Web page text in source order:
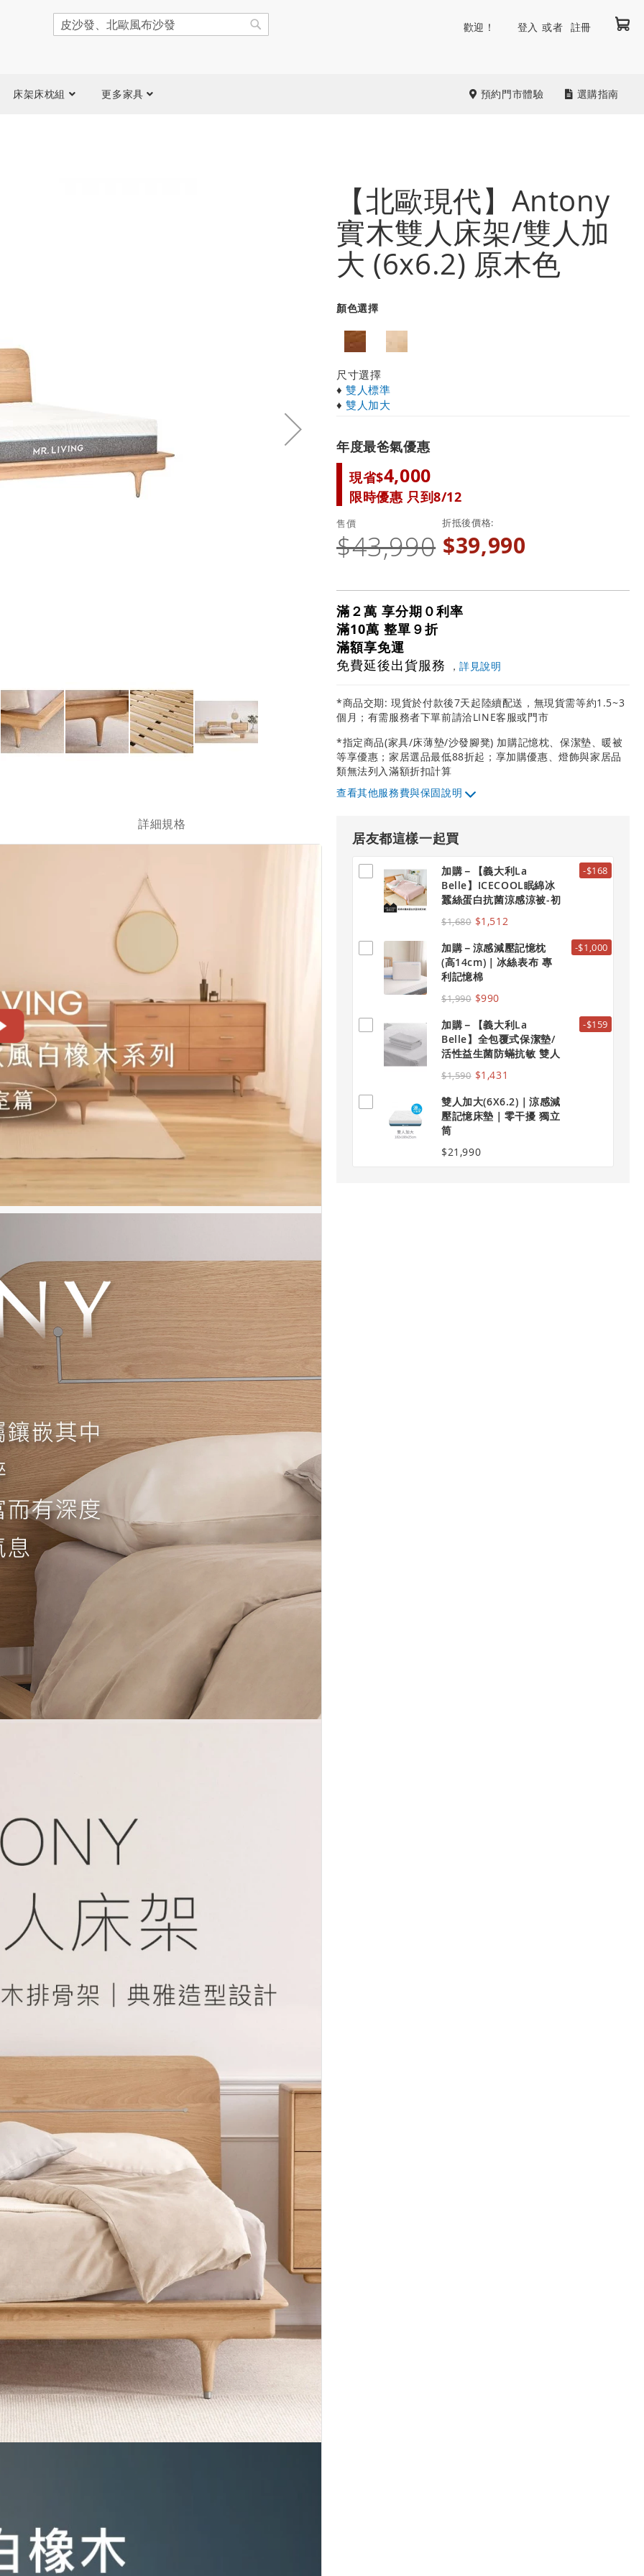
我
搜
尋
歡迎！ 登入 註冊
床架床枕組 更多家具 預約門市體驗 選購指南
庫
【北歐現代】Antony
實木雙人床架/雙人加
大 (6x6.2) 原木色
顏色選擇
尺寸選擇
♦雙人標準
♦雙人加大
年度最爸氣優惠
現省$4,000
限時優惠 只到8/12
折抵後價格
$39,990
售價
$43,990
滿２萬 享分期０利率
滿10萬 整單９折
滿額享免運
免費延後出貨服務 ，詳見說明
*商品交期: 現貨於付款後7天起陸續配送，無現貨需等約1.5~3
個月；有需服務者下單前請洽LINE客服或門市
*指定商品(家具/床薄墊/沙發腳凳) 加購記憶枕、保潔墊、暖被
等享優惠；家居選品最低88折起；享加購優惠、燈飾與家居品
類無法列入滿額折扣計算
其他服務費與保固說明
居友都這樣一起買
加購－【義大利La
Belle】ICECOOL眠綿冰
蠶絲蛋白抗菌涼感涼被-初
$1,680 $1,512
-$168
加購－涼感減壓記憶枕
(高14cm)｜冰絲表布 專
利記憶棉
$1,990 $990
-$1,000
加購－【義大利La
Belle】全包覆式保潔墊/
活性益生菌防蟎抗敏 雙人
$1,590 $1,431
-$159
雙人加大(6X6.2)｜涼感減
壓記憶床墊｜零干擾 獨立
筒
$21,990
詳細規格